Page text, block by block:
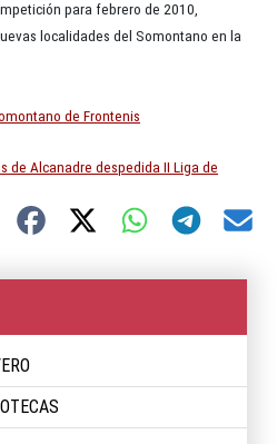
para febrero de 2010,
localidades del Somontano en la
de Frontenis
de Alcanadre despedida II Liga de